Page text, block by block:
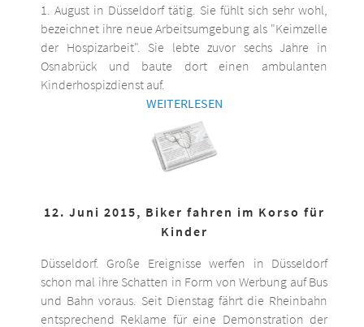
1. August in Düsseldorf tätig. Sie fühlt sich sehr wohl,
bezeichnet ihre neue Arbeitsumgebung als "Keimzelle
der Hospizarbeit". Sie lebte zuvor sechs Jahre in
Osnabrück und baute dort einen ambulanten
Kinderhospizdienst auf.
WEITERLESEN
12. Juni 2015, Biker fahren im Korso für
Kinder
Düsseldorf. Große Ereignisse werfen in Düsseldorf
schon mal ihre Schatten in Form von Werbung auf Bus
und Bahn voraus. Seit Dienstag fährt die Rheinbahn
entsprechend Reklame für eine Demonstration der